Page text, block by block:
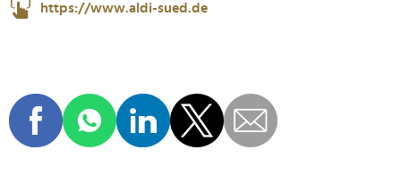
https://www.aldi-sued.de